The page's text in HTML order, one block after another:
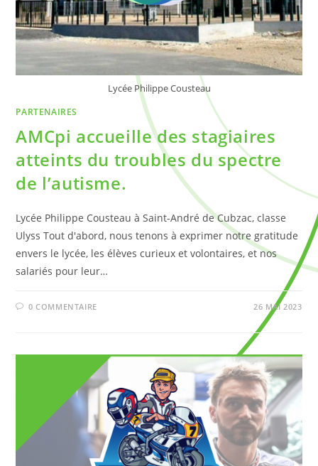
Lycée Philippe Cousteau
PARTENAIRES
AMCpi accueille des stagiaires
atteints du troubles du spectre
de l’autisme.
Lycée Philippe Cousteau à Saint-André de Cubzac, classe
Ulyss Tout d'abord, nous tenons à exprimer notre gratitude
envers le lycée, les élèves curieux et volontaires, et nos
salariés pour leur…
0 COMMENTAIRE 26 MAI 2023